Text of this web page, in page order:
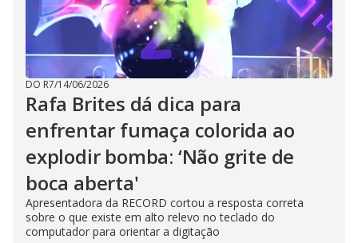
DO R7/14/06/2026
Rafa Brites dá dica para
enfrentar fumaça colorida ao
explodir bomba: ‘Não grite de
boca aberta'
Apresentadora da RECORD cortou a resposta correta
sobre o que existe em alto relevo no teclado do
computador para orientar a digitação